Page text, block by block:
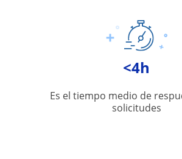
<4h
Es el tiempo medio de
solicitudes